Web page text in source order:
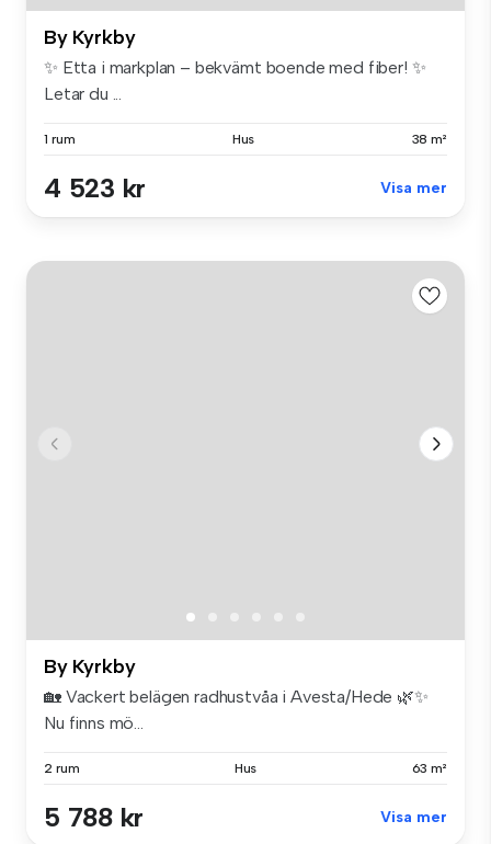
By Kyrkby
✨ Etta i markplan – bekvämt boende med fiber! ✨
Letar du ...
1 rum Hus 38 m²
4 523 kr Visa mer
By Kyrkby
🏡 Vackert belägen radhustvåa i Avesta/Hede 🌿✨
Nu finns mö...
2 rum Hus 63 m²
5 788 kr Visa mer